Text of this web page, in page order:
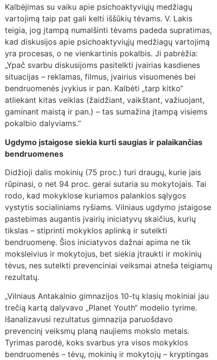
Kalbėjimas su vaiku apie psichoaktyviųjų medžiagų
vartojimą taip pat gali kelti iššūkių tėvams. V. Lakis
teigia, jog įtampą numalšinti tėvams padeda supratimas,
kad diskusijos apie psichoaktyviųjų medžiagų vartojimą
yra procesas, o ne vienkartinis pokalbis. Ji pabrėžia:
„Ypač svarbu diskusijoms pasitelkti įvairias kasdienes
situacijas – reklamas, filmus, įvairius visuomenės bei
bendruomenės įvykius ir pan. Kalbėti „tarp kitko“
atliekant kitas veiklas (žaidžiant, vaikštant, važiuojant,
gaminant maistą ir pan.) – tas sumažina įtampą visiems
pokalbio dalyviams.“
Ugdymo įstaigose siekia kurti saugias ir palaikančias
bendruomenes
Didžioji dalis mokinių (75 proc.) turi draugų, kurie jais
rūpinasi, o net 94 proc. gerai sutaria su mokytojais. Tai
rodo, kad mokyklose kuriamos palankios sąlygos
vystytis socialiniams ryšiams. Vilniaus ugdymo įstaigose
pastebimas augantis įvairių iniciatyvų skaičius, kurių
tikslas – stiprinti mokyklos aplinką ir sutelkti
bendruomenę. Šios iniciatyvos dažnai apima ne tik
moksleivius ir mokytojus, bet siekia įtraukti ir mokinių
tėvus, nes sutelkti prevenciniai veiksmai atneša teigiamų
rezultatų.
„Vilniaus Antakalnio gimnazijos 10-tų klasių mokiniai jau
trečią kartą dalyvavo „Planet Youth“ modelio tyrime.
Išanalizavusi rezultatus gimnazija paruošdavo
prevencinį veiksmų planą naujiems mokslo metais.
Tyrimas parodė, koks svarbus yra visos mokyklos
bendruomenės – tėvų, mokinių ir mokytojų – kryptingas